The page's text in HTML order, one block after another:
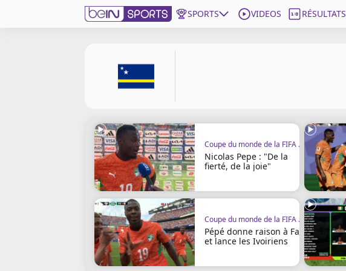
SPORTS VIDEOS RÉSULTATS
beIN SPORTS CONNECT
France
Gérer les notifications
Contactez nous
Mentions légales
Coupe du monde de la FIFA 2026
Nicolas Pepe : "De la
fierté, de la joie"
Coupe du monde de la FIFA 2026
Pépé donne raison à Faé
et lance les Ivoiriens